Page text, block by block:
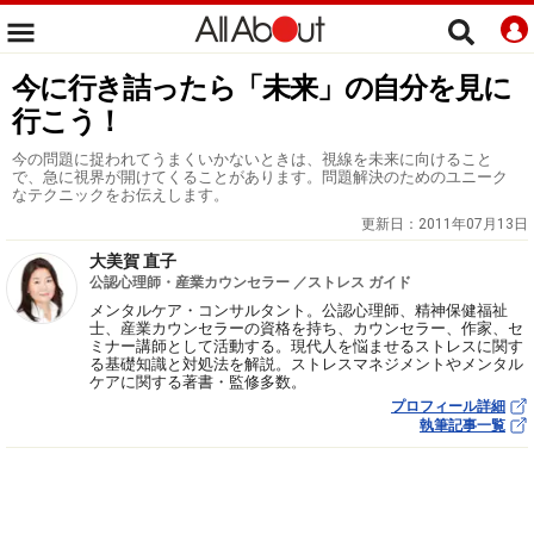
今に行き詰ったら「未来」の自分を見に
行こう！
今の問題に捉われてうまくいかないときは、視線を未来に向けること
で、急に視界が開けてくることがあります。問題解決のためのユニーク
なテクニックをお伝えします。
更新日： 2011年07月13日
大美賀 直子
公認心理師・産業カウンセラー ／ストレス ガイド
メンタルケア・コンサルタント。公認心理師、精神保健福祉
士、産業カウンセラーの資格を持ち、カウンセラー、作家、セ
ミナー講師として活動する。現代人を悩ませるストレスに関す
る基礎知識と対処法を解説。ストレスマネジメントやメンタル
ケアに関する著書・監修多数。
プロフィール詳細
執筆記事一覧